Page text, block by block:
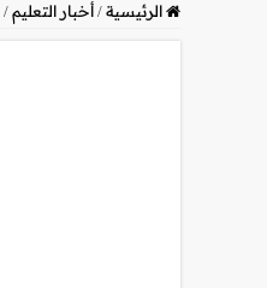
الرئيسية/أخبار التعليم/